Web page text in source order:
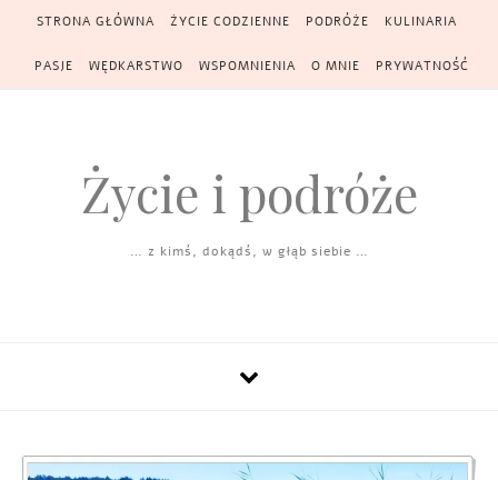
Skip to content
STRONA GŁÓWNA ŻYCIE CODZIENNE PODRÓŻE KULINARIA
PASJE WĘDKARSTWO WSPOMNIENIA O MNIE PRYWATNOŚĆ
Życie i podróże
… z kimś, dokądś, w głąb siebie …